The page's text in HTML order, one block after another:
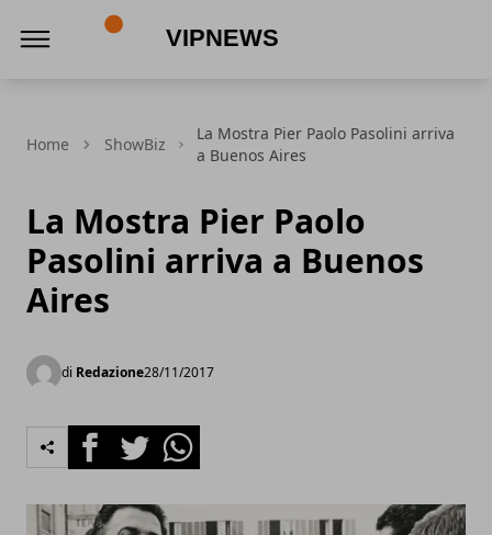
Home ShowBiz
La Mostra Pier Paolo Pasolini arriva
a Buenos Aires
La Mostra Pier Paolo
Pasolini arriva a Buenos
Aires
di Redazione28/11/2017
FacebookTwitterWhatsapp